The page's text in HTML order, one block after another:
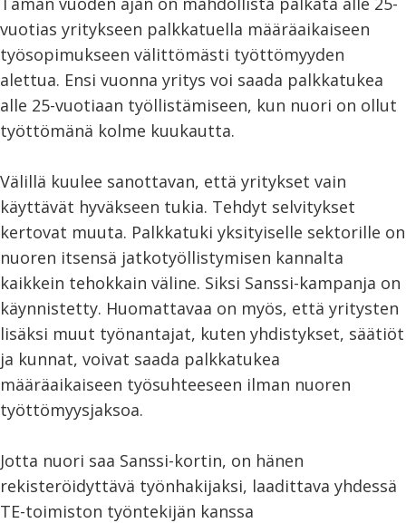
vuotias yritykseen palkkatuella määräaikaiseen
työsopimukseen välittömästi työttömyyden
alettua. Ensi vuonna yritys voi saada palkkatukea
alle 25-vuotiaan työllistämiseen, kun nuori on ollut
työttömänä kolme kuukautta.
Välillä kuulee sanottavan, että yritykset vain
käyttävät hyväkseen tukia. Tehdyt selvitykset
kertovat muuta. Palkkatuki yksityiselle sektorille on
nuoren itsensä jatkotyöllistymisen kannalta
kaikkein tehokkain väline. Siksi Sanssi-kampanja on
käynnistetty. Huomattavaa on myös, että yritysten
lisäksi muut työnantajat, kuten yhdistykset, säätiöt
ja kunnat, voivat saada palkkatukea
määräaikaiseen työsuhteeseen ilman nuoren
työttömyysjaksoa.
Jotta nuori saa Sanssi-kortin, on hänen
rekisteröidyttävä työnhakijaksi, laadittava yhdessä
TE-toimiston työntekijän kanssa